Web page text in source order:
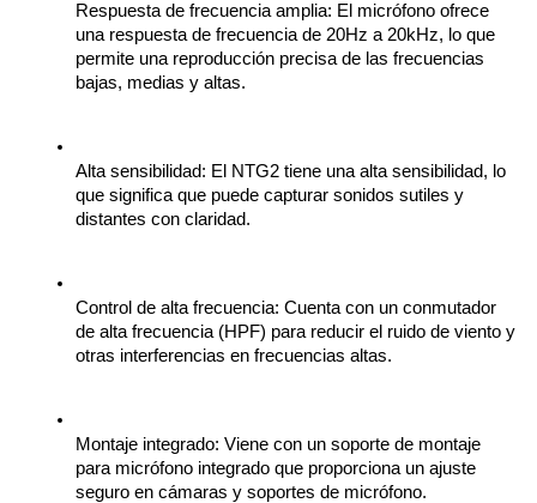
Respuesta de frecuencia amplia: El micrófono ofrece
una respuesta de frecuencia de 20Hz a 20kHz, lo que
permite una reproducción precisa de las frecuencias
bajas, medias y altas.
Alta sensibilidad: El NTG2 tiene una alta sensibilidad, lo
que significa que puede capturar sonidos sutiles y
distantes con claridad.
Control de alta frecuencia: Cuenta con un conmutador
de alta frecuencia (HPF) para reducir el ruido de viento y
otras interferencias en frecuencias altas.
Montaje integrado: Viene con un soporte de montaje
para micrófono integrado que proporciona un ajuste
seguro en cámaras y soportes de micrófono.